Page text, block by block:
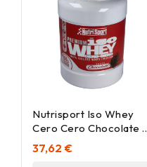
Nutrisport Iso Whey
Cero Cero Chocolate 1
Kg
37,62 €